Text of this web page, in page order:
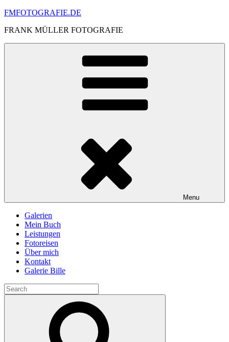
Skip
content
FMFOTOGRAFIE.DE
FRANK MÜLLER FOTOGRAFIE
Menu
Galerien
Mein Buch
Leistungen
Fotoreisen
Über mich
Kontakt
Galerie Bille
Search
for: